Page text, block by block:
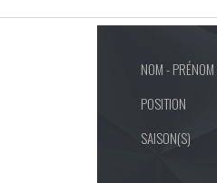
Resultats Div 4
NOM - PRÉNOM
POSITION
SAISON(S)